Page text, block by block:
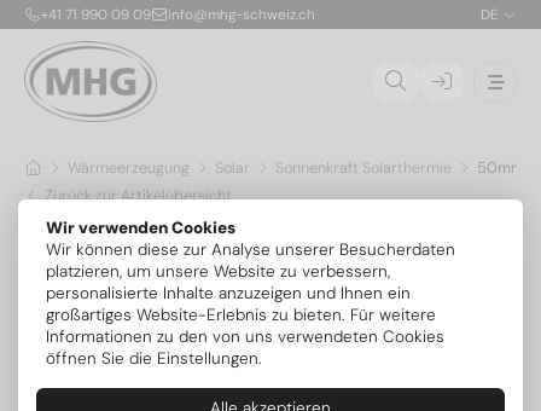
Wir verwenden Cookies
Wir können diese zur Analyse unserer Besucherdaten
platzieren, um unsere Website zu verbessern,
personalisierte Inhalte anzuzeigen und Ihnen ein
großartiges Website-Erlebnis zu bieten. Für weitere
Informationen zu den von uns verwendeten Cookies
öffnen Sie die Einstellungen.
+41 71 990 09 09 info@mhg-schweiz.ch DE
Wärmeerzeugung Solar Sonnenkraft Solarthermie
50mm
Zurück zur Artikelübersicht